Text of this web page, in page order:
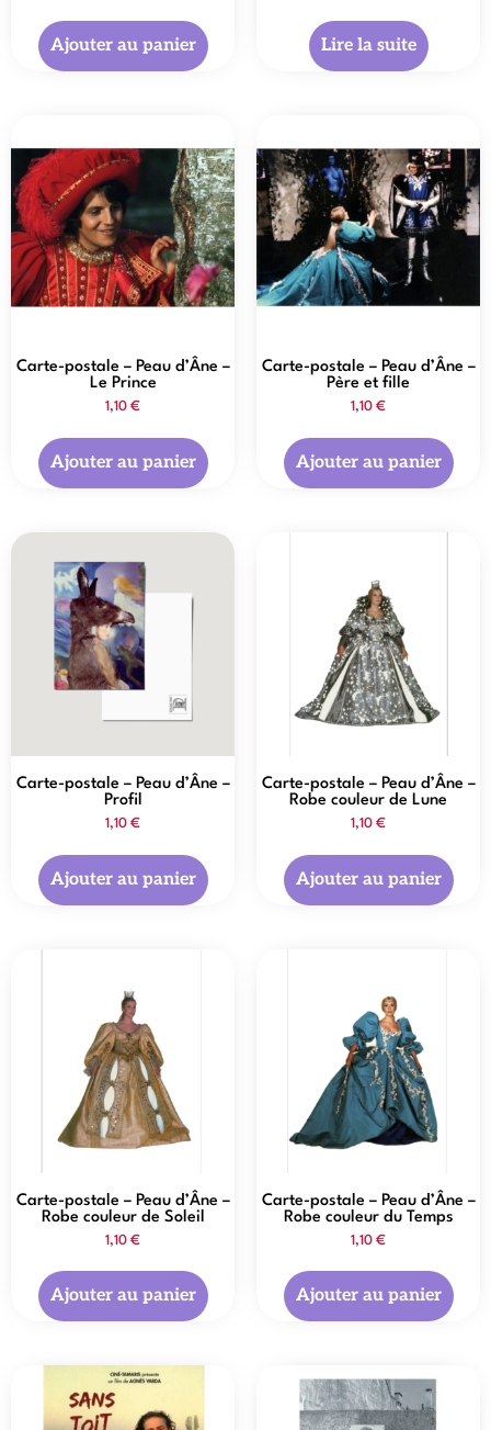
Ajouter au panier Lire la suite
Carte-postale – Peau d’Âne –
Le Prince
1,10 €
Ajouter au panier
Carte-postale – Peau d’Âne –
Père et fille
1,10 €
Ajouter au panier
Carte-postale – Peau d’Âne –
Profil
1,10 €
Ajouter au panier
Carte-postale – Peau d’Âne –
Robe couleur de Lune
1,10 €
Ajouter au panier
Carte-postale – Peau d’Âne –
Robe couleur de Soleil
1,10 €
Ajouter au panier
Carte-postale – Peau d’Âne –
Robe couleur du Temps
1,10 €
Ajouter au panier